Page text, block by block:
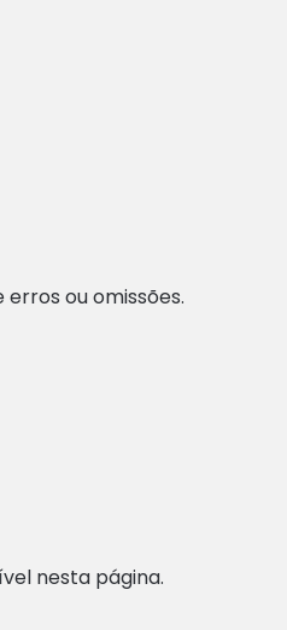
ou omissões.
nesta página.